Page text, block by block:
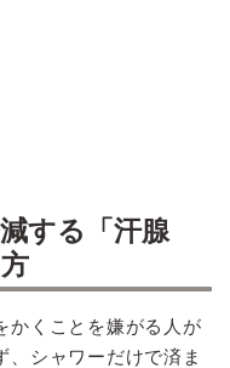
する「汗腺
かくことを嫌がる人が
、シャワーだけで済ま